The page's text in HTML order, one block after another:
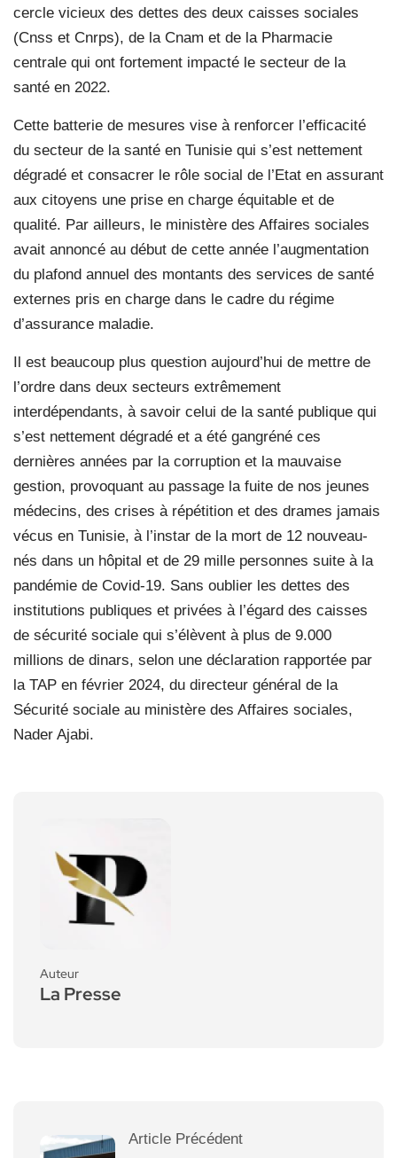
cercle vicieux des dettes des deux caisses sociales
(Cnss et Cnrps), de la Cnam et de la Pharmacie
centrale qui ont fortement impacté le secteur de la
santé en 2022.
Cette batterie de mesures vise à renforcer l’efficacité
du secteur de la santé en Tunisie qui s’est nettement
dégradé et consacrer le rôle social de l’Etat en assurant
aux citoyens une prise en charge équitable et de
qualité. Par ailleurs, le ministère des Affaires sociales
avait annoncé au début de cette année l’augmentation
du plafond annuel des montants des services de santé
externes pris en charge dans le cadre du régime
d’assurance maladie.
Il est beaucoup plus question aujourd’hui de mettre de
l’ordre dans deux secteurs extrêmement
interdépendants, à savoir celui de la santé publique qui
s’est nettement dégradé et a été gangréné ces
dernières années par la corruption et la mauvaise
gestion, provoquant au passage la fuite de nos jeunes
médecins, des crises à répétition et des drames jamais
vécus en Tunisie, à l’instar de la mort de 12 nouveau-
nés dans un hôpital et de 29 mille personnes suite à la
pandémie de Covid-19. Sans oublier les dettes des
institutions publiques et privées à l’égard des caisses
de sécurité sociale qui s’élèvent à plus de 9.000
millions de dinars, selon une déclaration rapportée par
la TAP en février 2024, du directeur général de la
Sécurité sociale au ministère des Affaires sociales,
Nader Ajabi.
Auteur
La Presse
Article Précédent